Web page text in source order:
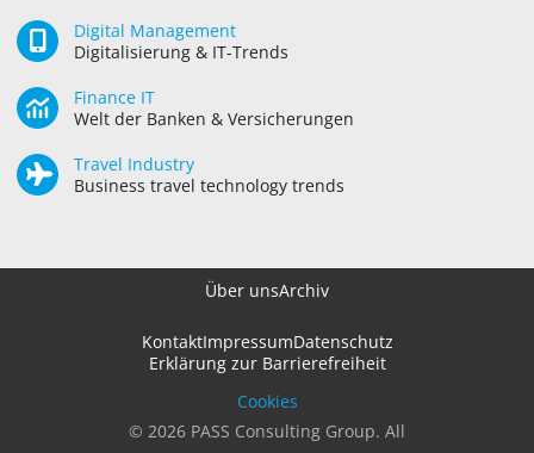
Digital Management
Digitalisierung & IT-Trends
Finance IT
Welt der Banken & Versicherungen
Travel Industry
Business travel technology trends
Über unsArchiv
KontaktImpressumDatenschutz
Erklärung zur Barrierefreiheit
Cookies
© 2026 PASS Consulting Group. All